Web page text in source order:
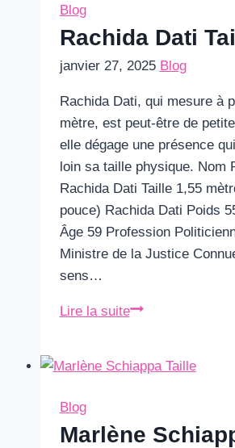
Blog
Rachida Dati
janvier 27, 2025 Blog
Rachida Dati, qui mesure à
mètre, est peut-être de
elle dégage une présence
loin sa taille physique. Nom
Rachida Dati Taille 1,55
pouce) Rachida Dati Poids
Âge 59 Profession
Ministre de la Justice
sens…
Lire la suiteRachida
Blog
Marlène